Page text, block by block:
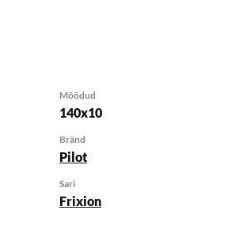
Mõõdud
140x10
Bränd
Pilot
Sari
Frixion